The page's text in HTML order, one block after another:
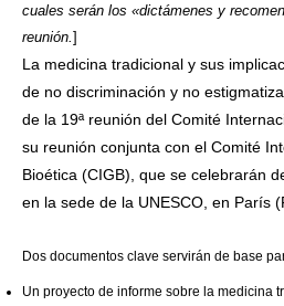
cuales serán los «dictámenes y
reunión. ]
La medicina tradicional y sus
de no discriminación y no
de la 19ª reunión del Comité
su reunión conjunta con el Comité
Bioética (CIGB), que se celebrarán
en la sede de la UNESCO, en París
Dos documentos clave servirán de base
Un proyecto de informe sobre la medicina